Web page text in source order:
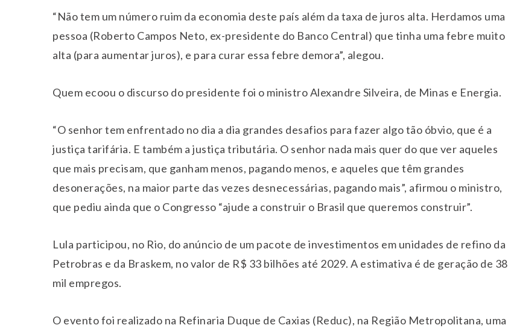
“Não tem um número ruim da economia deste país além da taxa de juros alta. Herdamos uma
pessoa (Roberto Campos Neto, ex-presidente do Banco Central) que tinha uma febre muito
alta (para aumentar juros), e para curar essa febre demora”, alegou.
Quem ecoou o discurso do presidente foi o ministro Alexandre Silveira, de Minas e Energia.
“O senhor tem enfrentado no dia a dia grandes desafios para fazer algo tão óbvio, que é a
justiça tarifária. E também a justiça tributária. O senhor nada mais quer do que ver aqueles
que mais precisam, que ganham menos, pagando menos, e aqueles que têm grandes
desonerações, na maior parte das vezes desnecessárias, pagando mais”, afirmou o ministro,
que pediu ainda que o Congresso “ajude a construir o Brasil que queremos construir”.
Lula participou, no Rio, do anúncio de um pacote de investimentos em unidades de refino da
Petrobras e da Braskem, no valor de R$ 33 bilhões até 2029. A estimativa é de geração de 38
mil empregos.
O evento foi realizado na Refinaria Duque de Caxias (Reduc), na Região Metropolitana, uma